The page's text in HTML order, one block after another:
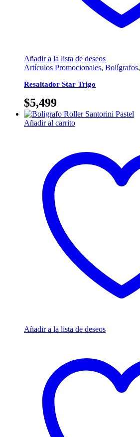
Añadir a la lista de deseos
Artículos Promocionales, Bolígrafos,
Resaltador Star Trigo
$5,499
Añadir al carrito
Añadir a la lista de deseos